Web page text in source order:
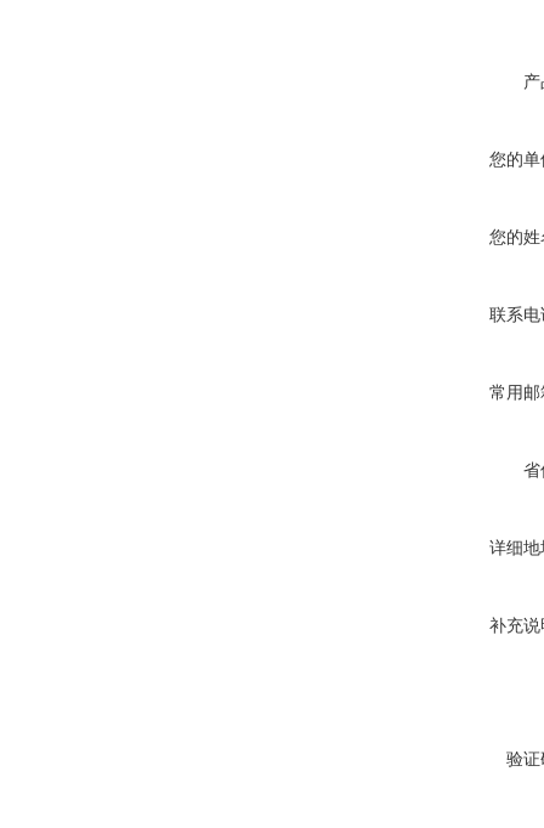
您的单
您的姓
联系电
常用邮
省
详细地
补充说
验证